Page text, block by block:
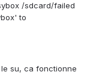
/sdcard/failed
to
su, ca fonctionne